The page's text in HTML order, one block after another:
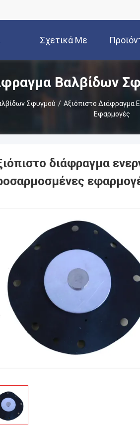
Σχετικά Με
Εμάς
Βαλβίδων
Σφυγμού / Αξιόπιστο Διάφραγμα
Εφαρμογές
διάφραγμα